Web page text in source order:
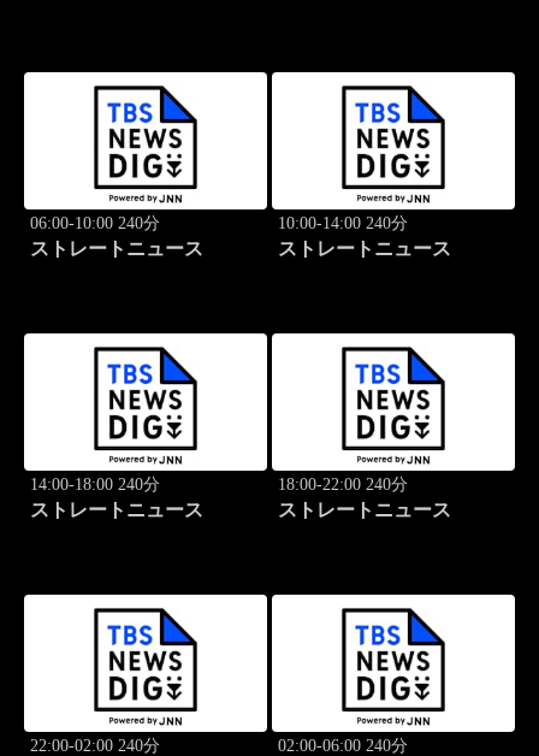
06:00-10:00 240分
ストレートニュース
10:00-14:00 240分
ストレートニュース
14:00-18:00 240分
ストレートニュース
18:00-22:00 240分
ストレートニュース
22:00-02:00 240分 02:00-06:00 240分